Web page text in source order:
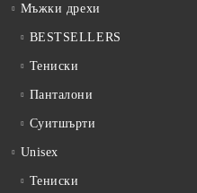
Мъжки дрехи
BESTSELLERS
Тениски
Панталони
Суитшърти
Unisex
Тениски